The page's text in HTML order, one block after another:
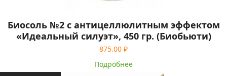
Биосоль №2 с антицеллюлитным эффектом
«Идеальный силуэт», 450 гр. (Биобьюти)
875.00 ₽
Подробнее